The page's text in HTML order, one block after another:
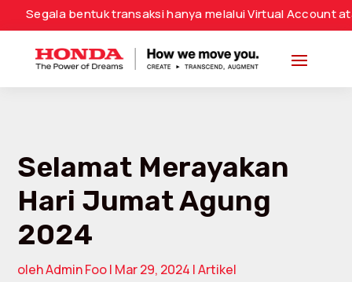
bentuk transaksi hanya melalui Virtual Account atau
Selamat Merayakan
Hari Jumat Agung
2024
olehAdmin Foo| Mar 29, 2024 |Artikel